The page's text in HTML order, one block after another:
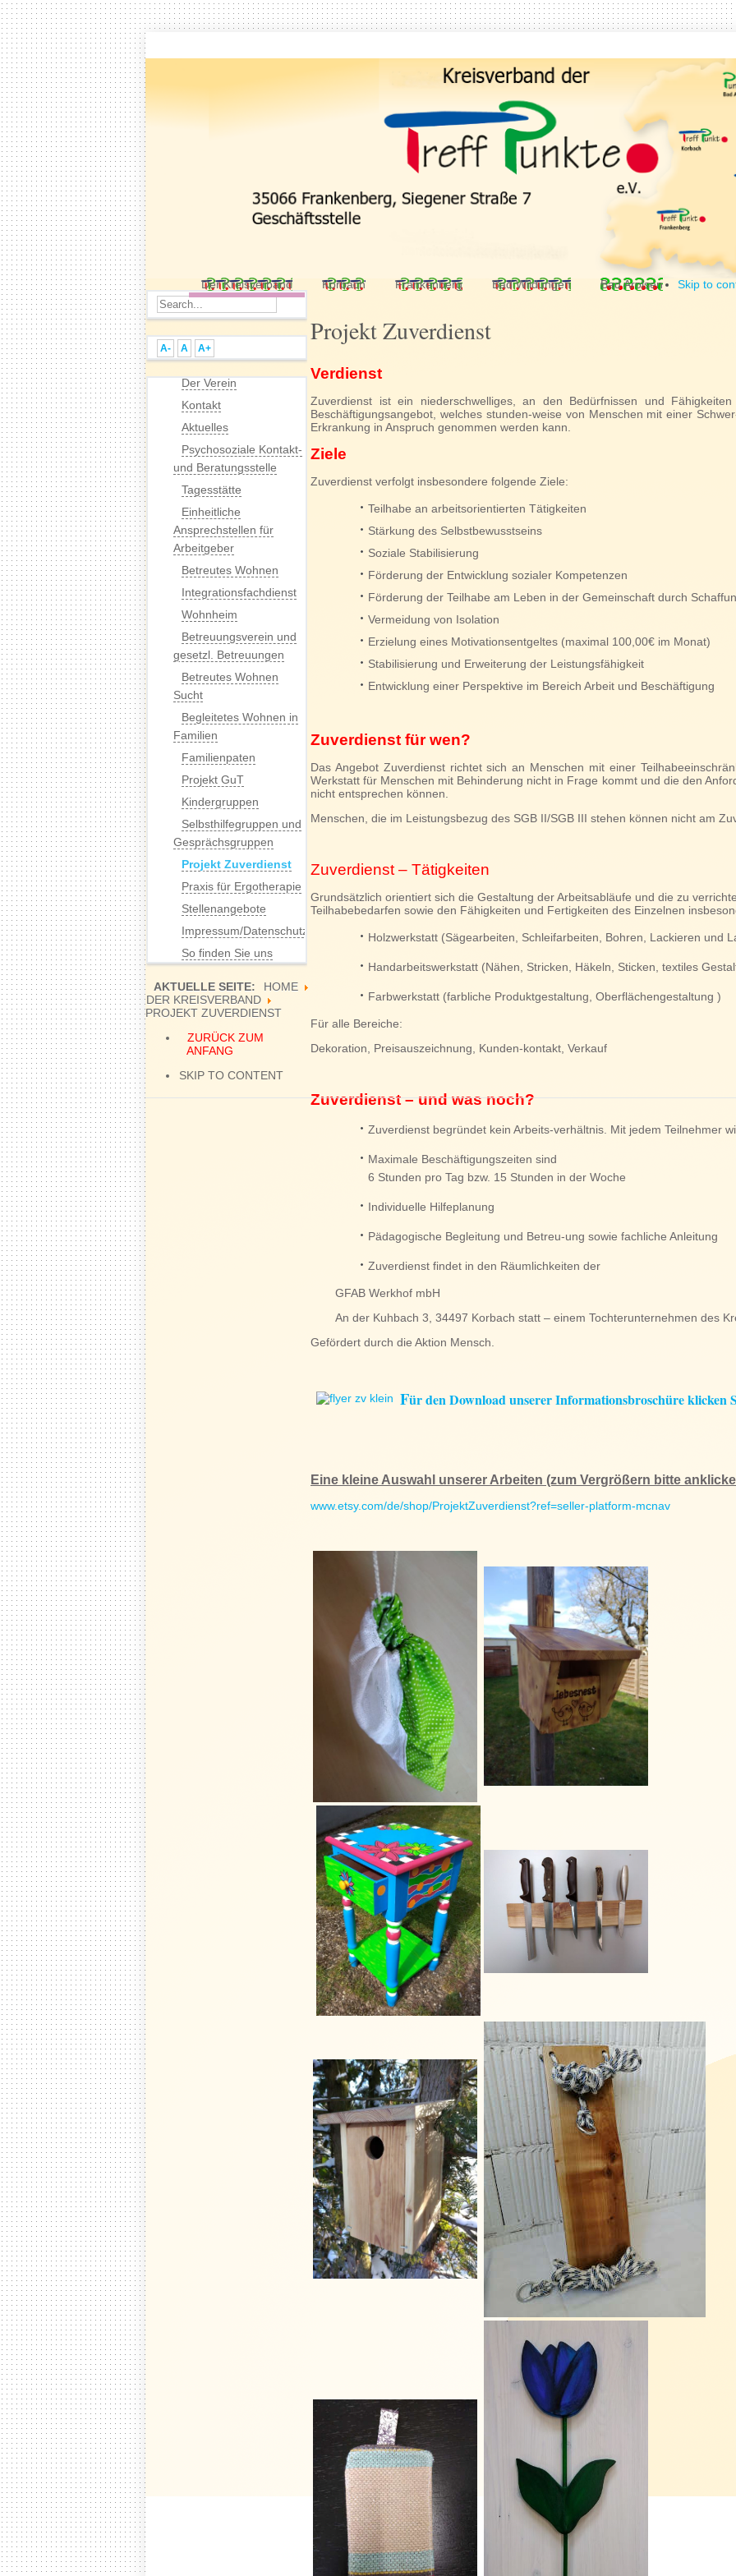
Der Kreisverband Korbach Frankenberg Bad Wildungen Bad Arolsen Skip to
Projekt Zuverdienst
Verdienst
Zuverdienst ist ein niederschwelliges, an den Bedürfnissen und
Beschäftigungsangebot, welches stunden-weise von Menschen mit einer
Erkrankung in Anspruch genommen werden kann.
Ziele
Zuverdienst verfolgt insbesondere folgende Ziele:
Teilhabe an arbeitsorientierten Tätigkeiten
Stärkung des Selbstbewusstseins
Soziale Stabilisierung
Förderung der Entwicklung sozialer Kompetenzen
Förderung der Teilhabe am Leben in der Gemeinschaft durch
Vermeidung von Isolation
Erzielung eines Motivationsentgeltes (maximal 100,00€ im Monat)
Stabilisierung und Erweiterung der Leistungsfähigkeit
Entwicklung einer Perspektive im Bereich Arbeit und Beschäftigung
Zuverdienst für wen?
Das Angebot Zuverdienst richtet sich an Menschen mit einer
Werkstatt für Menschen mit Behinderung nicht in Frage kommt und die den
nicht entsprechen können.
Menschen, die im Leistungsbezug des SGB II/SGB III stehen können nicht am
Zuverdienst – Tätigkeiten
Grundsätzlich orientiert sich die Gestaltung der Arbeitsabläufe und die zu
Teilhabebedarfen sowie den Fähigkeiten und Fertigkeiten des Einzelnen
Holzwerkstatt (Sägearbeiten, Schleifarbeiten, Bohren, Lackieren und
Handarbeitswerkstatt (Nähen, Stricken, Häkeln, Sticken, textiles
Farbwerkstatt (farbliche Produktgestaltung, Oberflächengestaltung )
Für alle Bereiche:
Dekoration, Preisauszeichnung, Kunden-kontakt, Verkauf
Zuverdienst – und was noch?
Zuverdienst begründet kein Arbeits-verhältnis. Mit jedem Teilnehmer
Maximale Beschäftigungszeiten sind
6 Stunden pro Tag bzw. 15 Stunden in der Woche
Individuelle Hilfeplanung
Pädagogische Begleitung und Betreu-ung sowie fachliche Anleitung
Zuverdienst findet in den Räumlichkeiten der
GFAB Werkhof mbH
An der Kuhbach 3, 34497 Korbach statt – einem Tochterunternehmen des
Gefördert durch die Aktion Mensch.
Für den Download unserer Informationsbroschüre klicken
Eine kleine Auswahl unserer Arbeiten (zum Vergrößern bitte
www.etsy.com/de/shop/ProjektZuverdienst?ref=seller-platform-mcnav
A- A A+
Der Verein
Kontakt
Aktuelles
Psychosoziale Kontakt-
und Beratungsstelle
Tagesstätte
Einheitliche
Ansprechstellen für
Arbeitgeber
Betreutes Wohnen
Integrationsfachdienst
Wohnheim
Betreuungsverein und
gesetzl. Betreuungen
Betreutes Wohnen
Sucht
Begleitetes Wohnen in
Familien
Familienpaten
Projekt GuT
Kindergruppen
Selbsthilfegruppen und
Gesprächsgruppen
Projekt Zuverdienst
Praxis für Ergotherapie
Stellenangebote
Impressum/Datenschutz
So finden Sie uns
AKTUELLE SEITE:
HOME
DER KREISVERBAND
PROJEKT ZUVERDIENST
ZURÜCK ZUM
ANFANG
SKIP TO CONTENT